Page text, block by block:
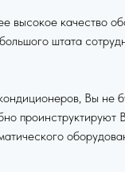
качество
штата
Вы